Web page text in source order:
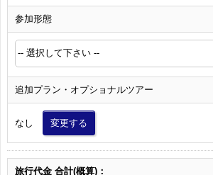
参加形態
追加プラン・オプショナルツアー
なし 変更する
旅行代金 合計(概算)：